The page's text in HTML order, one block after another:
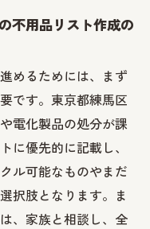
理テクニック
を作成してスム
練馬区での最適な
信頼できる業者の
選びのポイント
不用品リスト作成の
めるためには、まず
です。東京都練馬区
電化製品の処分が課
に優先的に記載し、
ル可能なものやまだ
択肢となります。ま
、家族と相談し、全